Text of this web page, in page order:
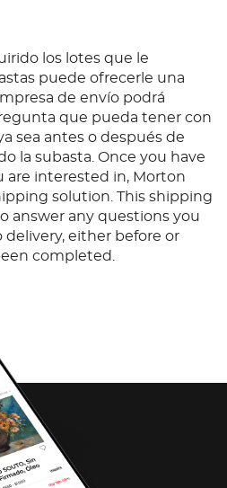
los lotes que le
puede ofrecerle una
de envío podrá
que pueda tener con
sea antes o después de
la subasta. Once you have
are interested in, Morton
solution. This shipping
answer any questions you
delivery, either before or
completed.